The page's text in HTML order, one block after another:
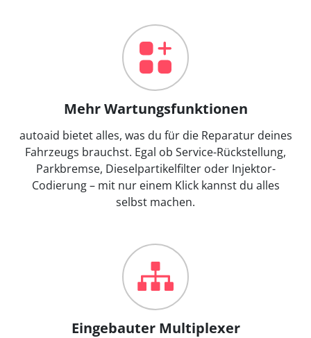
Mehr Wartungsfunktionen
autoaid bietet alles, was du für die Reparatur deines
Fahrzeugs brauchst. Egal ob Service-Rückstellung,
Parkbremse, Dieselpartikelfilter oder Injektor-
Codierung – mit nur einem Klick kannst du alles
selbst machen.
Eingebauter Multiplexer